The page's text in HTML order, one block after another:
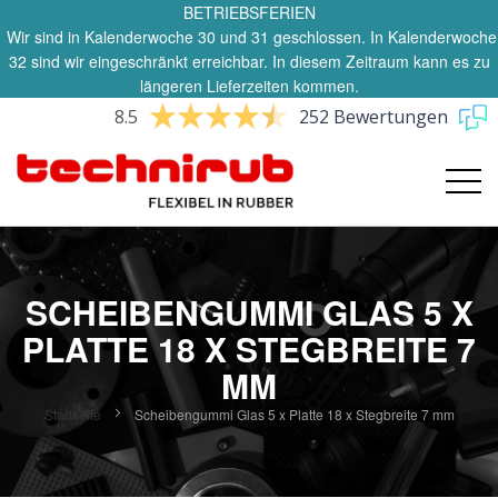
BETRIEBSFERIEN
Wir sind in Kalenderwoche 30 und 31 geschlossen. In Kalenderwoche
32 sind wir eingeschränkt erreichbar. In diesem Zeitraum kann es zu
längeren Lieferzeiten kommen.
8.5 252 Bewertungen
SCHEIBENGUMMI GLAS 5 X
PLATTE 18 X STEGBREITE 7
MM
Startseite Scheibengummi Glas 5 x Platte 18 x Stegbreite 7 mm